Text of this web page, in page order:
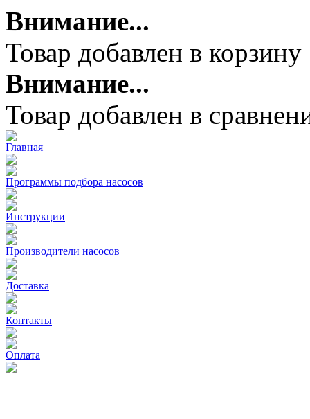
Внимание...
Товар добавлен в корзину
Внимание...
Товар добавлен в
Главная
Программы подбора насосов
Инструкции
Производители насосов
Доставка
Контакты
Оплата